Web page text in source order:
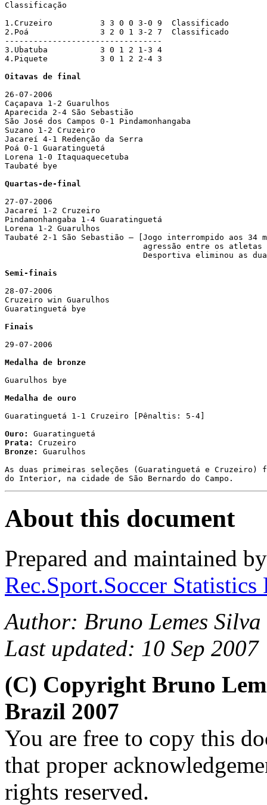
Classificação
1.Cruzeiro          3 3 0 0 3-0 9  Classificado
2.Poá               3 2 0 1 3-2 7  Classificado
---------------------------------
3.Ubatuba           3 0 1 2 1-3 4
4.Piquete           3 0 1 2 2-4 3
Oitavas de final
26-07-2006
Caçapava 1-2 Guarulhos
Aparecida 2-4 São Sebastião
São José dos Campos 0-1 Pindamonhangaba
Suzano 1-2 Cruzeiro
Jacareí 4-1 Redenção da Serra
Poá 0-1 Guaratinguetá
Lorena 1-0 Itaquaquecetuba
Taubaté bye
Quartas-de-final
27-07-2006
Jacareí 1-2 Cruzeiro
Pindamonhangaba 1-4 Guaratinguetá
Lorena 1-2 Guarulhos
Taubaté 2-1 São Sebastião – [Jogo interrompido aos 34
agressão entre os
Desportiva eliminou as
Semi-finais
28-07-2006
Cruzeiro win Guarulhos
Guaratinguetá bye
Finais
29-07-2006
Medalha de bronze
Guarulhos bye
Medalha de ouro
Guaratinguetá 1-1 Cruzeiro [Pênaltis: 5-4]
Ouro:
Prata:
Bronze:
Guarulhos
As duas primeiras seleções (Guaratinguetá e Cruzeiro)
do Interior, na cidade de São Bernardo do Campo.
About this document
Prepared and maintained
Rec.Sport.Soccer
Author: Bruno Lemes Silva
Last updated: 10 Sep 2007
(C) Copyright Bruno
Brazil 2007
You are free to copy this
that proper
rights reserved.